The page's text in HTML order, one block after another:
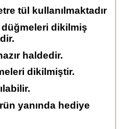
tül kullanılmaktadır
dikilmiş
haldedir.
dikilmiştir.
yanında hediye